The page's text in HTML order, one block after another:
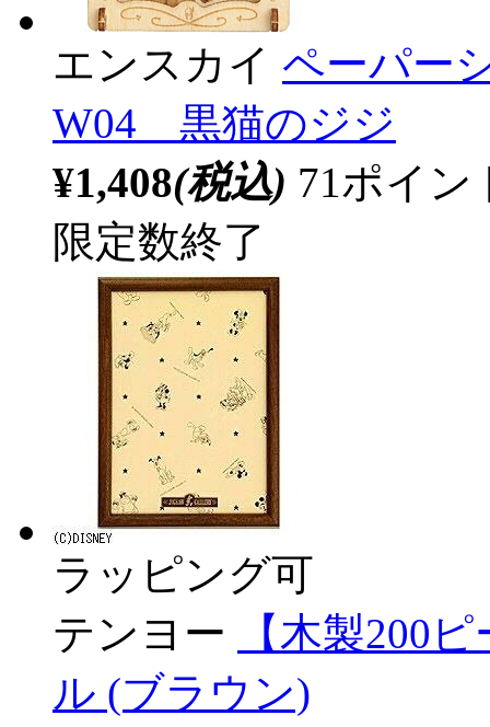
エンスカイ ペーパー
W04 黒猫のジジ
¥1,408(税込) 71ポイ
限定数終了
ラッピング可
テンヨー
【木製200
ル (ブラウン)